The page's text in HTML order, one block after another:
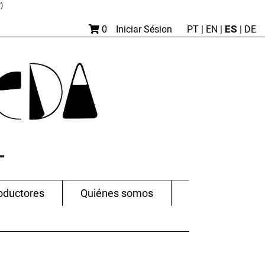
0 Iniciar Sésion PT | EN | ES | DE
Quiénes somos